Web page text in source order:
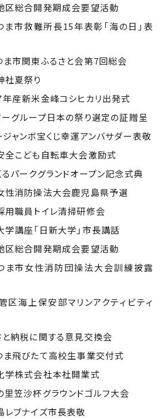
総合開発期成会要望活動
市救難所長15年表彰「海の日」表
市関東ふるさと会第7回総会
夏祭り
産新米金峰コシヒカリ出発式
グループ日本の祭り選定の証贈呈
ャンボ宝くじ幸運アンバサダー表敬
こども自転車大会激励式
パークグランドオープン記念式典
消防操法大会鹿児島県予選
職員トイレ清掃研修会
講座「日新大学」市長講話
総合開発期成会要望活動
市女性消防団操法大会訓練披露
海上保安部マリンアクティビティ
納税に関する意見交換会
飛びたて高校生事業交付式
株式会社本社開業式
笠沙杯グラウンドゴルフ大会
ブナイズ市長表敬